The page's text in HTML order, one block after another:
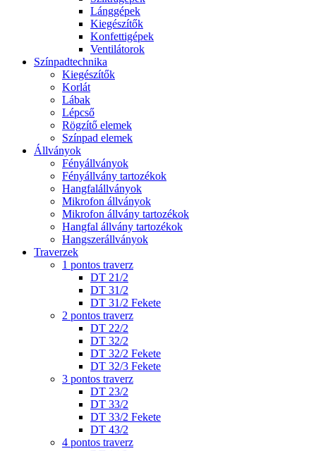
Lánggépek
Kiegészítők
Konfettigépek
Ventilátorok
Színpadtechnika
Kiegészítők
Korlát
Lábak
Lépcső
Rögzítő elemek
Színpad elemek
Állványok
Fényállványok
Fényállvány tartozékok
Hangfalállványok
Mikrofon állványok
Mikrofon állvány tartozékok
Hangfal állvány tartozékok
Hangszerállványok
Traverzek
1 pontos traverz
DT 21/2
DT 31/2
DT 31/2 Fekete
2 pontos traverz
DT 22/2
DT 32/2
DT 32/2 Fekete
DT 32/3 Fekete
3 pontos traverz
DT 23/2
DT 33/2
DT 33/2 Fekete
DT 43/2
4 pontos traverz